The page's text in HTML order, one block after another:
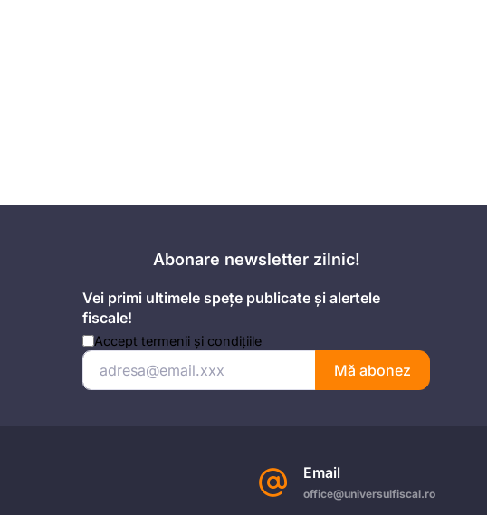
Abonare newsletter zilnic!
Vei primi ultimele spețe publicate și alertele
fiscale!
Accept termenii și condițiile
Mă abonez
Email
office@universulfiscal.ro